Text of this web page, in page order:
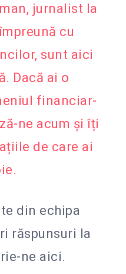
jurnalist la
cu
sunt aici
Dacă ai o
financiar-
ne acum și îți
de care ai
din echipa
răspunsuri la
ne aici.